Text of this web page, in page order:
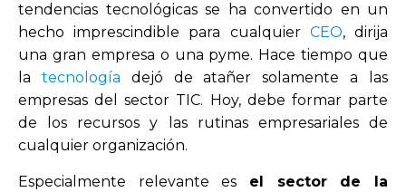
tendencias tecnológicas se ha convertido en un
hecho imprescindible para cualquier CEO, dirija
una gran empresa o una pyme. Hace tiempo que
la tecnología dejó de atañer solamente a las
empresas del sector TIC. Hoy, debe formar parte
de los recursos y las rutinas empresariales de
cualquier organización.
Especialmente relevante es el sector de la